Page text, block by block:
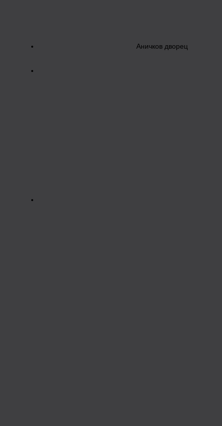
Аничков дворец